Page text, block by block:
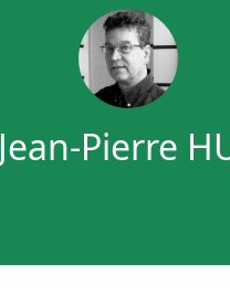
Jean-Pierre